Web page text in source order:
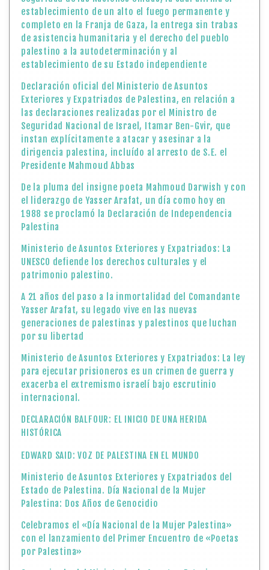
establecimiento de un alto el fuego permanente y
completo en la Franja de Gaza, la entrega sin trabas
de asistencia humanitaria y el derecho del pueblo
palestino a la autodeterminación y al
establecimiento de su Estado independiente
Declaración oficial del Ministerio de Asuntos
Exteriores y Expatriados de Palestina, en relación a
las declaraciones realizadas por el Ministro de
Seguridad Nacional de Israel, Itamar Ben-Gvir, que
instan explícitamente a atacar y asesinar a la
dirigencia palestina, incluído al arresto de S.E. el
Presidente Mahmoud Abbas
De la pluma del insigne poeta Mahmoud Darwish y con
el liderazgo de Yasser Arafat, un día como hoy en
1988 se proclamó la Declaración de Independencia
Palestina
Ministerio de Asuntos Exteriores y Expatriados: La
UNESCO defiende los derechos culturales y el
patrimonio palestino.
A 21 años del paso a la inmortalidad del Comandante
Yasser Arafat, su legado vive en las nuevas
generaciones de palestinas y palestinos que luchan
por su libertad
Ministerio de Asuntos Exteriores y Expatriados: La ley
para ejecutar prisioneros es un crimen de guerra y
exacerba el extremismo israelí bajo escrutinio
internacional.
DECLARACIÓN BALFOUR: EL INICIO DE UNA HERIDA
HISTÓRICA
EDWARD SAID: VOZ DE PALESTINA EN EL MUNDO
Ministerio de Asuntos Exteriores y Expatriados del
Estado de Palestina. Día Nacional de la Mujer
Palestina: Dos Años de Genocidio
Celebramos el «Día Nacional de la Mujer Palestina»
con el lanzamiento del Primer Encuentro de «Poetas
por Palestina»